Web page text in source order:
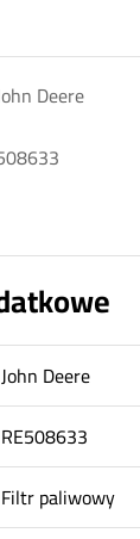
Deere
John Deere
RE508633
Filtr paliwowy